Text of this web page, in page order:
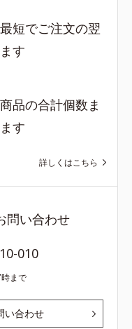
短でご注文の翌
す
品の合計個数ま
す
詳しくはこちら
問い合わせ
010
まで
い合わせ